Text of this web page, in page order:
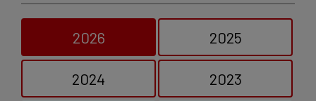
2026 2025
2024 2023